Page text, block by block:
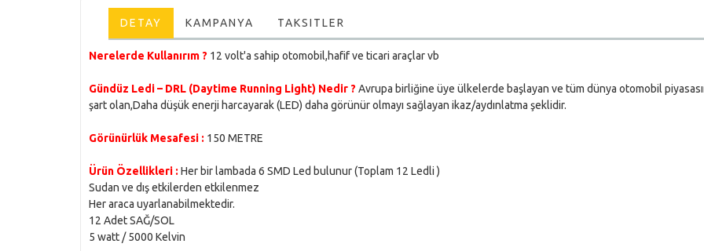
DETAY KAMPANYA TAKSITLER
Nerelerde Kullanırım ? 12 volt'a sahip otomobil,hafif ve ticari araçlar vb
Gündüz Ledi – DRL (Daytime Running Light) Nedir ? Avrupa birliğine üye ülkelerde başlayan ve tüm dünya otomobil
şart olan,Daha düşük enerji harcayarak (LED) daha görünür olmayı sağlayan ikaz/aydınlatma şeklidir.
Görünürlük Mesafesi : 150 METRE
Ürün Özellikleri : Her bir lambada 6 SMD Led bulunur (Toplam 12 Ledli )
Sudan ve dış etkilerden etkilenmez
Her araca uyarlanabilmektedir.
12 Adet SAĞ/SOL
5 watt / 5000 Kelvin